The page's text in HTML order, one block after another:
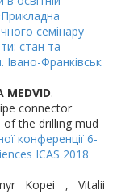
семінару
стан та
Франківськ
MEDVID.
connector
the drilling mud
конференції 6-
ICAS 2018
Kopei , Vitalii